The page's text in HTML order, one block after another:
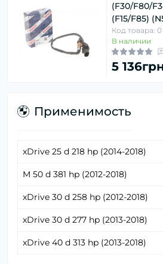
(F30/F80/
(F15/F85)
Код товара: 0
В наличии
5
Применимость
xDrive 25 d 218 hp (2014-2018)
M 50 d 381 hp (2012-2018)
xDrive 30 d 258 hp (2012-2018)
xDrive 30 d 277 hp (2013-2018)
xDrive 40 d 313 hp (2013-2018)